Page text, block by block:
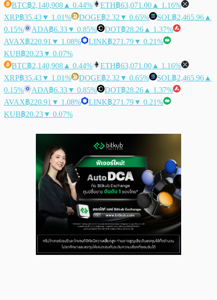
BTC฿2,140,908 ▲ 0.44% ETH฿63,071.00 ▲ 1.16%
XRP฿35.43▼ 1.01% DOGE฿2.32 ▼ 0.65% SOL฿2,465.96 ▲
0.15%
ADA฿6.33▼ 0.85% DOT฿28.26 ▲ 1.37%
AVAX฿220.91 ▼ 1.08% LINK฿271.79▼ 0.21%
KUB฿20.23▼ 0.07%
BTC฿2,140,908 ▲ 0.44% ETH฿63,071.00 ▲ 1.16%
XRP฿35.43▼ 1.01% DOGE฿2.32 ▼ 0.65% SOL฿2,465.96 ▲
0.15%
ADA฿6.33▼ 0.85% DOT฿28.26 ▲ 1.37%
AVAX฿220.91 ▼ 1.08% LINK฿271.79▼ 0.21%
KUB฿20.23▼ 0.07%